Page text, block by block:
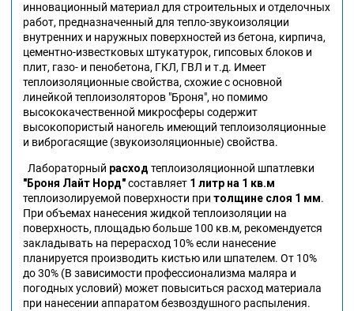
инновационный материал для строительных и отделочных
работ, предназначенный для тепло-звукоизоляции
внутренних и наружных поверхностей из бетона, кирпича,
цементно-известковых штукатурок, гипсовых блоков и
плит, газо- и пенобетона, ГКЛ, ГВЛ и т.д. Имеет
теплоизоляционные свойства, схожие с основной
линейкой теплоизоляторов "Броня", но помимо
высококачественной микросферы содержит
высокопористый наногель имеющий теплоизоляционные
и виброгасящие (звукоизоляционные) свойства.
Лабораторный расход теплоизоляционной шпатлевки
"Броня Лайт Норд"составляет 1 литр на 1 кв.м
теплоизолируемой поверхности при толщине слоя 1 мм.
При объемах нанесения жидкой теплоизоляции на
поверхность, площадью больше 100 кв.м, рекомендуется
закладывать на перерасход 10% если нанесение
планируется производить кистью или шпателем. От 10%
до 30% (В зависимости профессионализма маляра и
погодных условий) может повыситься расход материала
при нанесении аппаратом безвоздушного распыления.